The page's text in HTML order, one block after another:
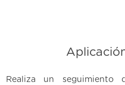
Realiza un seguimiento